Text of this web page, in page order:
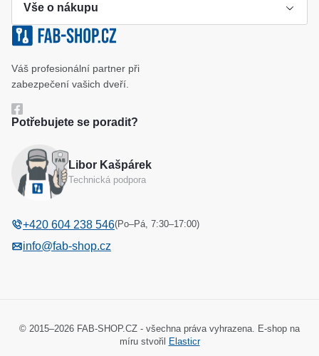
Výroba klíče
Klíčové systémy
Katalog
Vše o nákupu
Cookies a podmínky používání
Ochrana osobních údajů
Odstoupení od kupní smlouvy
Váš profesionální partner při
zabezpečení vašich dveří.
Potřebujete se poradit?
Libor Kašpárek
Technická podpora
+420 604 238 546(Po–Pá, 7:30–17:00)
info@fab-shop.cz
© 2015–2026 FAB-SHOP.CZ - všechna práva vyhrazena. E-shop na
míru stvořil
Elasticr